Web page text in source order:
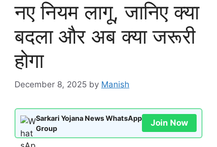
नए नियम लागू, जानिए क्या
बदला और अब क्या जरूरी
होगा
December 8, 2025 by Manish
Sarkari Yojana News WhatsApp
Group
Join Now